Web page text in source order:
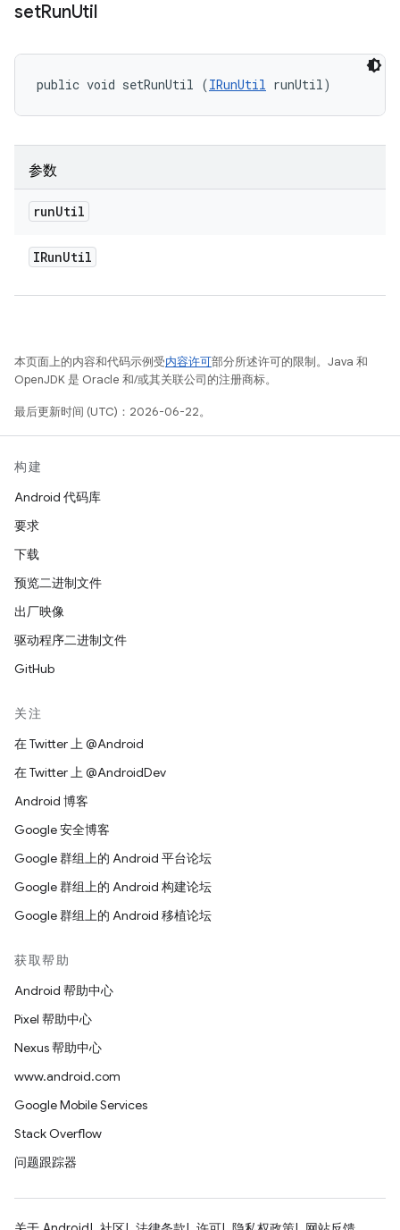
setRunUtil
public void setRunUtil (IRunUtil runUtil)
参数
runUtil
IRunUtil
本页面上的内容和代码示例受内容许可部分所述许可的限制。Java 和
OpenJDK 是 Oracle 和/或其关联公司的注册商标。
最后更新时间 (UTC)：2026-06-22。
构建
Android 代码库
要求
下载
预览二进制文件
出厂映像
驱动程序二进制文件
GitHub
关注
在 Twitter 上 @Android
在 Twitter 上 @AndroidDev
Android 博客
Google 安全博客
Google 群组上的 Android 平台论坛
Google 群组上的 Android 构建论坛
Google 群组上的 Android 移植论坛
获取帮助
Android 帮助中心
Pixel 帮助中心
Nexus 帮助中心
www.android.com
Google Mobile Services
Stack Overflow
问题跟踪器